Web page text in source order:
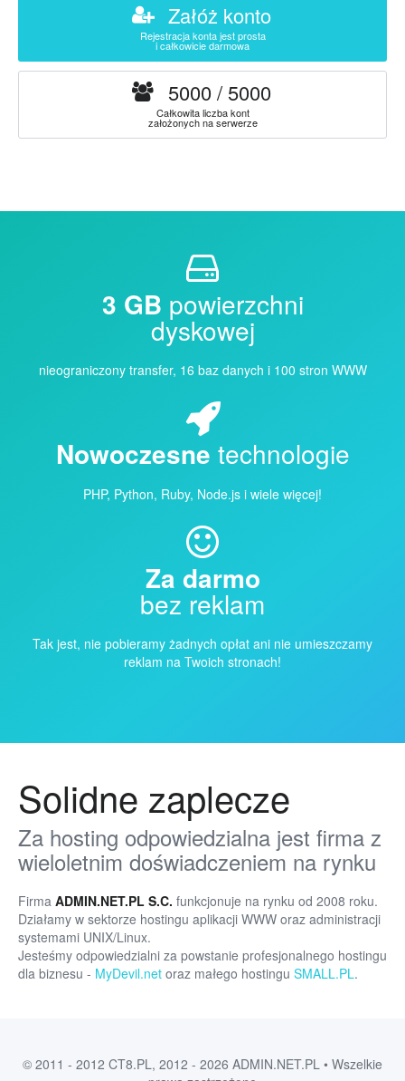
Załóż konto
Rejestracja konta jest prosta
i całkowicie darmowa
5000 / 5000
Całkowita liczba kont
założonych na serwerze
3 GB powierzchni
dyskowej
nieograniczony transfer, 16 baz danych i 100 stron WWW
Nowoczesne technologie
PHP, Python, Ruby, Node.js i wiele więcej!
Za darmo
bez reklam
Tak jest, nie pobieramy żadnych opłat ani nie umieszczamy
reklam na Twoich stronach!
Solidne zaplecze
Za hosting odpowiedzialna jest firma z
wieloletnim doświadczeniem na rynku
Firma ADMIN.NET.PL S.C. funkcjonuje na rynku od 2008 roku.
Działamy w sektorze hostingu aplikacji WWW oraz administracji
systemami UNIX/Linux.
Jesteśmy odpowiedzialni za powstanie profesjonalnego hostingu
dla biznesu - MyDevil.net oraz małego hostingu SMALL.PL.
© 2011 - 2012 CT8.PL, 2012 - 2026 ADMIN.NET.PL • Wszelkie